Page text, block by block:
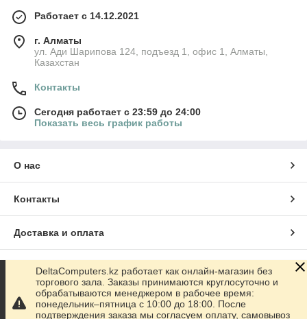
Работает с 14.12.2021
г. Алматы
ул. Ади Шарипова 124, подъезд 1, офис 1, Алматы,
Казахстан
Контакты
Сегодня работает с 23:59 до 24:00
Показать весь график работы
О нас
Контакты
Доставка и оплата
График работы
Полная версия сайта
DeltaComputers.kz работает как онлайн-магазин без
торгового зала. Заказы принимаются круглосуточно и
обрабатываются менеджером в рабочее время:
понедельник–пятница с 10:00 до 18:00. После
подтверждения заказа мы согласуем оплату, самовывоз